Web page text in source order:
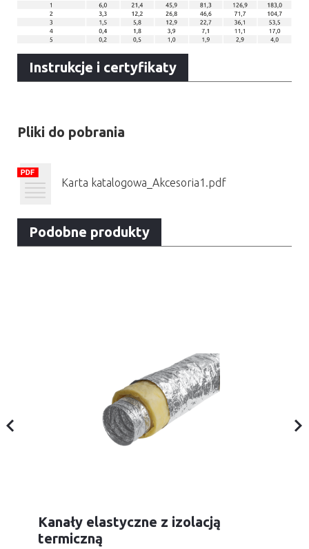
Instrukcje i certyfikaty
Pliki do pobrania
Karta katalogowa_Akcesoria1.pdf
Podobne produkty
Kanały elastyczne z izolacją
termiczną